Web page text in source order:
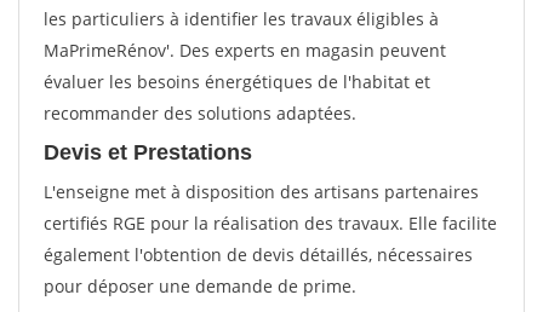
les particuliers à identifier les travaux éligibles à
MaPrimeRénov'. Des experts en magasin peuvent
évaluer les besoins énergétiques de l'habitat et
recommander des solutions adaptées.
Devis et Prestations
L'enseigne met à disposition des artisans partenaires
certifiés RGE pour la réalisation des travaux. Elle facilite
également l'obtention de devis détaillés, nécessaires
pour déposer une demande de prime.